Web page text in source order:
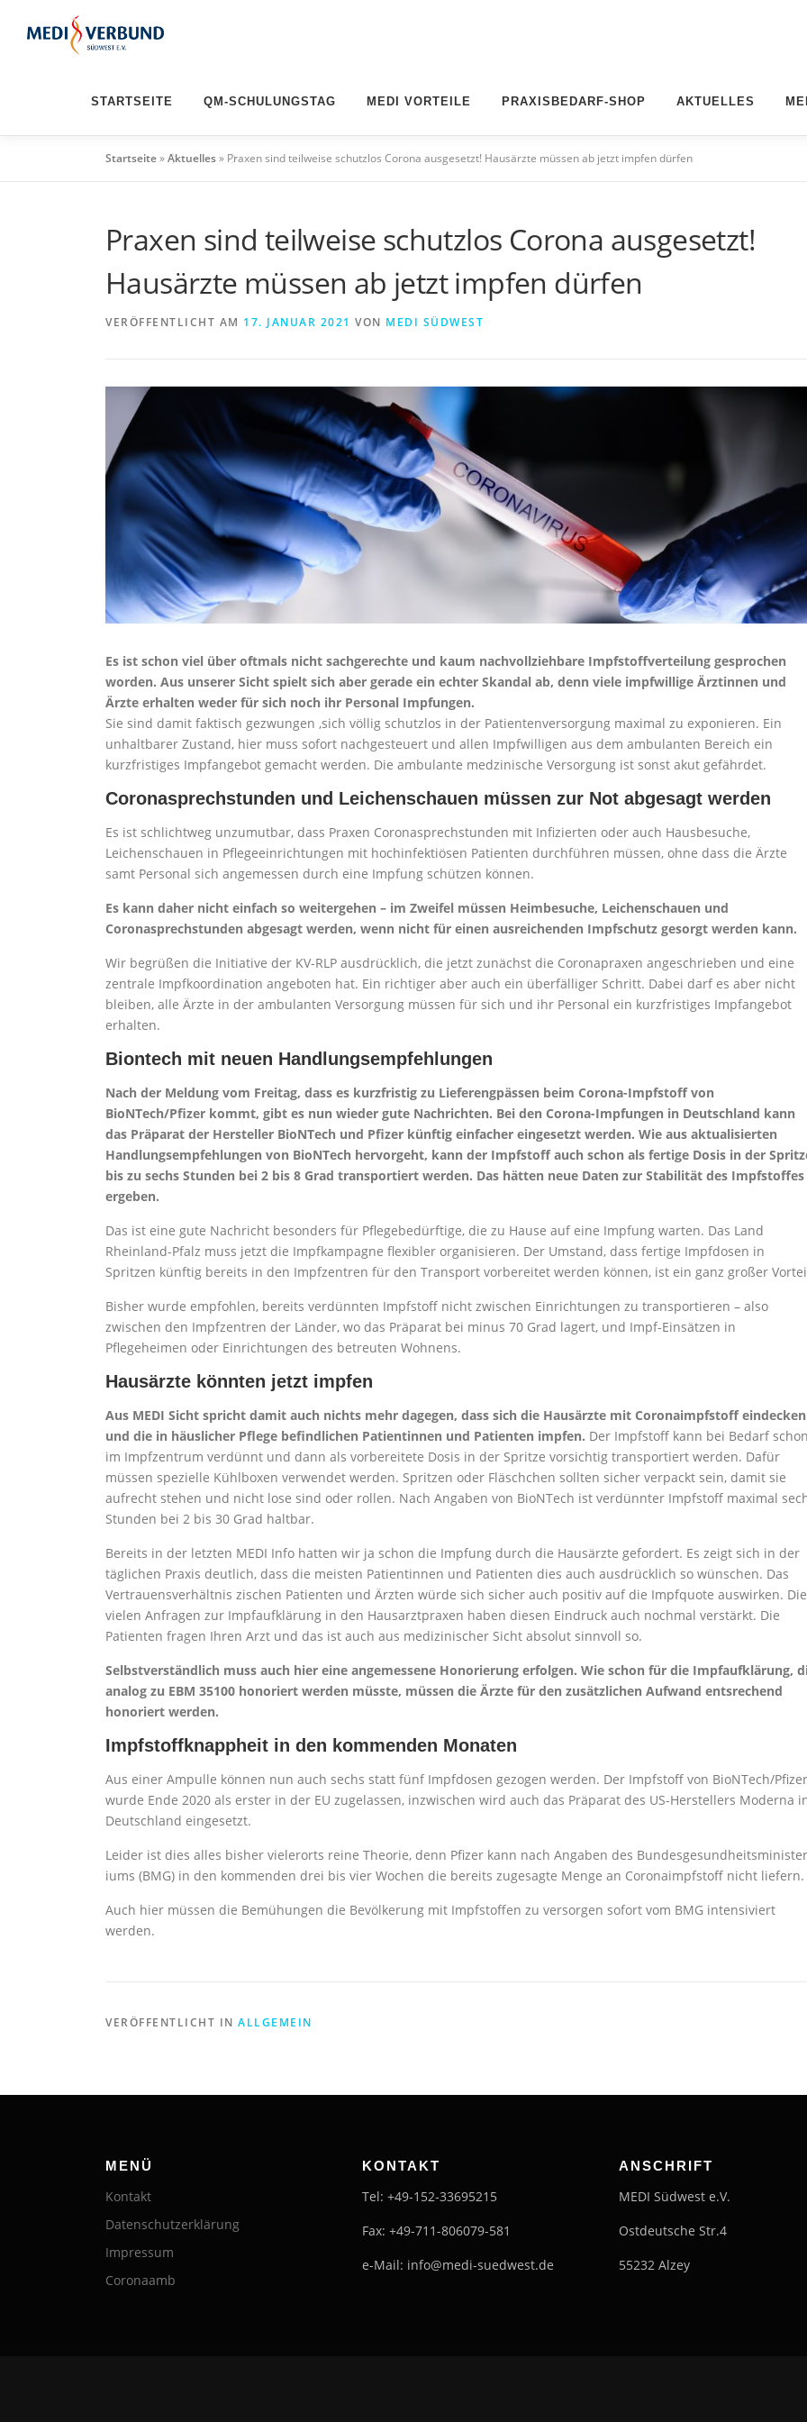
Inhalt
STARTSEITE QM-SCHULUNGSTAG MEDI VORTEILE PRAXISBEDARF-SHOP AKTUELLES
Startseite»Aktuelles» Praxen sind teilweise schutzlos Corona ausgesetzt! Hausärzte müssen ab jetzt impfen dürfen
Praxen sind teilweise schutzlos Corona ausgesetzt!
Hausärzte müssen ab jetzt impfen dürfen
VERÖFFENTLICHT AM 17. JANUAR 2021 VON MEDI SÜDWEST
Es ist schon viel über oftmals nicht sachgerechte und kaum nachvollziehbare Impfstoffverteilung gesprochen
worden. Aus unserer Sicht spielt sich aber gerade ein echter Skandal ab, denn viele impfwillige Ärztinnen und
Ärzte erhalten weder für sich noch ihr Personal Impfungen.
Sie sind damit faktisch gezwungen ,sich völlig schutzlos in der Patientenversorgung maximal zu exponieren. Ein
unhaltbarer Zustand, hier muss sofort nachgesteuert und allen Impfwilligen aus dem ambulanten Bereich ein
kurzfristiges Impfangebot gemacht werden. Die ambulante medzinische Versorgung ist sonst akut gefährdet.
Coronasprechstunden und Leichenschauen müssen zur Not abgesagt werden
Es ist schlichtweg unzumutbar, dass Praxen Coronasprechstunden mit Infizierten oder auch Hausbesuche,
Leichenschauen in Pflegeeinrichtungen mit hochinfektiösen Patienten durchführen müssen, ohne dass die Ärzte
samt Personal sich angemessen durch eine Impfung schützen können.
Es kann daher nicht einfach so weitergehen – im Zweifel müssen Heimbesuche, Leichenschauen und
Coronasprechstunden abgesagt werden, wenn nicht für einen ausreichenden Impfschutz gesorgt werden kann.
Wir begrüßen die Initiative der KV-RLP ausdrücklich, die jetzt zunächst die Coronapraxen angeschrieben und eine
zentrale Impfkoordination angeboten hat. Ein richtiger aber auch ein überfälliger Schritt. Dabei darf es aber nicht
bleiben, alle Ärzte in der ambulanten Versorgung müssen für sich und ihr Personal ein kurzfristiges Impfangebot
erhalten.
Biontech mit neuen Handlungsempfehlungen
Nach der Meldung vom Freitag, dass es kurzfristig zu Lieferengpässen beim Corona-Impfstoff von
BioNTech/Pfizer kommt, gibt es nun wieder gute Nachrichten. Bei den Corona-Impfungen in Deutschland kann
das Präparat der Hersteller BioNTech und Pfizer künftig einfacher eingesetzt werden. Wie aus aktualisierten
Handlungsempfehlungen von BioNTech hervorgeht, kann der Impfstoff auch schon als fertige Dosis in der
bis zu sechs Stunden bei 2 bis 8 Grad transportiert werden. Das hätten neue Daten zur Stabilität des Impfstoffes
ergeben.
Das ist eine gute Nachricht besonders für Pflegebedürftige, die zu Hause auf eine Impfung warten. Das Land
Rheinland-Pfalz muss jetzt die Impfkampagne flexibler organisieren. Der Umstand, dass fertige Impfdosen in
Spritzen künftig bereits in den Impfzentren für den Transport vorbereitet werden können, ist ein ganz großer
Bisher wurde empfohlen, bereits verdünnten Impfstoff nicht zwischen Einrichtungen zu transportieren – also
zwischen den Impfzentren der Länder, wo das Präparat bei minus 70 Grad lagert, und Impf-Einsätzen in
Pflegeheimen oder Einrichtungen des betreuten Wohnens.
Hausärzte könnten jetzt impfen
Aus MEDI Sicht spricht damit auch nichts mehr dagegen, dass sich die Hausärzte mit Coronaimpfstoff eindecken
und die in häuslicher Pflege befindlichen Patientinnen und Patienten impfen. Der Impfstoff kann bei Bedarf schon
im Impfzentrum verdünnt und dann als vorbereitete Dosis in der Spritze vorsichtig transportiert werden. Dafür
müssen spezielle Kühlboxen verwendet werden. Spritzen oder Fläschchen sollten sicher verpackt sein, damit sie
aufrecht stehen und nicht lose sind oder rollen. Nach Angaben von BioNTech ist verdünnter Impfstoff maximal
Stunden bei 2 bis 30 Grad haltbar.
Bereits in der letzten MEDI Info hatten wir ja schon die Impfung durch die Hausärzte gefordert. Es zeigt sich in der
täglichen Praxis deutlich, dass die meisten Patientinnen und Patienten dies auch ausdrücklich so wünschen. Das
Vertrauensverhältnis zischen Patienten und Ärzten würde sich sicher auch positiv auf die Impfquote auswirken. Die
vielen Anfragen zur Impfaufklärung in den Hausarztpraxen haben diesen Eindruck auch nochmal verstärkt. Die
Patienten fragen Ihren Arzt und das ist auch aus medizinischer Sicht absolut sinnvoll so.
Selbstverständlich muss auch hier eine angemessene Honorierung erfolgen. Wie schon für die Impfaufklärung,
analog zu EBM 35100 honoriert werden müsste, müssen die Ärzte für den zusätzlichen Aufwand entsrechend
honoriert werden.
Impfstoffknappheit in den kommenden Monaten
Aus einer Ampulle können nun auch sechs statt fünf Impfdosen gezogen werden. Der Impfstoff von BioNTech/Pfizer
wurde Ende 2020 als erster in der EU zugelassen, inzwischen wird auch das Präparat des US-Herstellers Moderna
Deutschland eingesetzt.
Leider ist dies alles bisher vielerorts reine Theorie, denn Pfizer kann nach Angaben des
iums (BMG) in den kommenden drei bis vier Wochen die bereits zugesagte Menge an Coronaimpfstoff nicht liefern.
Auch hier müssen die Bemühungen die Bevölkerung mit Impfstoffen zu versorgen sofort vom BMG intensiviert
werden.
VERÖFFENTLICHT IN ALLGEMEIN
MENÜ
Kontakt
Datenschutzerklärung
Impressum
Coronaamb
KONTAKT
Tel: +49-152-33695215
Fax: +49-711-806079-581
e-Mail: info@medi-suedwest.de
ANSCHRIFT
MEDI Südwest e.V.
Ostdeutsche Str.4
55232 Alzey